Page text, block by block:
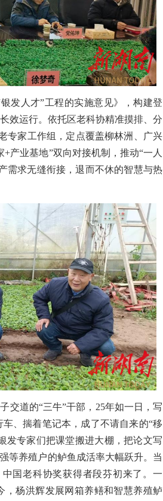
银发人才”工程的实施意见》，构建登
效运行。依托区老科协精准摸排、分
专家工作组 ，定点覆盖柳林洲、广兴
+产业基地”双向对接机制 ， 推动“一人
需求无缝衔接，退而不休的智慧与热
交道的“三牛”干部， 25年如一日，写
、揣着笔记本，成了不请自来的“移
发专家们把课堂搬进大棚，把论文写
等养殖户的鲈鱼成活率大幅跃升。当
中国老科协奖获得者段芬初来了。一
，杨洪辉发展网箱养鳝和智慧养殖鲈